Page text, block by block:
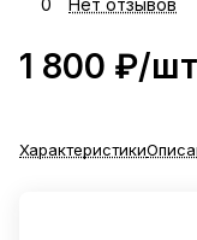
0 Нет отзывов
1 800 ₽/шт
Характеристики